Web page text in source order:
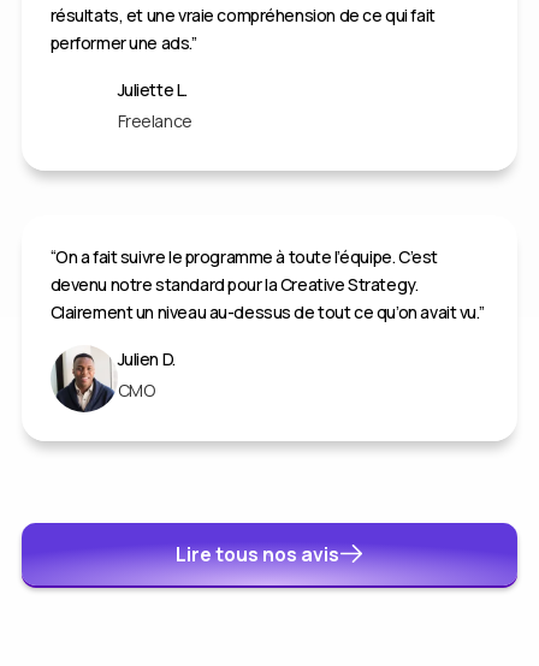
résultats, et une vraie compréhension de ce qui fait
performer une ads.”
Juliette L.
Freelance
“On a fait suivre le programme à toute l’équipe. C’est
devenu notre standard pour la Creative Strategy.
Clairement un niveau au-dessus de tout ce qu’on avait vu.”
Julien D.
CMO
Lire tous nos avis